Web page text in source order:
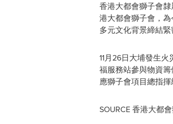
香港大都會獅子會
港大都會獅子會，
多元文化背景締結
11月26日大埔發生
福服務站參與物資
應獅子會項目總指
SOURCE 香港大都